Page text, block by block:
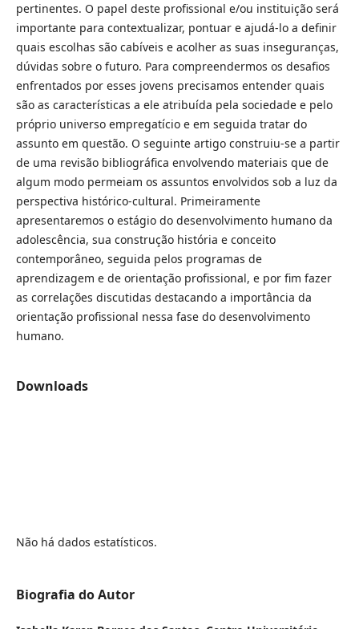
pertinentes. O papel deste profissional e/ou instituição será
importante para contextualizar, pontuar e ajudá-lo a definir
quais escolhas são cabíveis e acolher as suas inseguranças,
dúvidas sobre o futuro. Para compreendermos os desafios
enfrentados por esses jovens precisamos entender quais
são as características a ele atribuída pela sociedade e pelo
próprio universo empregatício e em seguida tratar do
assunto em questão. O seguinte artigo construiu-se a partir
de uma revisão bibliográfica envolvendo materiais que de
algum modo permeiam os assuntos envolvidos sob a luz da
perspectiva histórico-cultural. Primeiramente
apresentaremos o estágio do desenvolvimento humano da
adolescência, sua construção história e conceito
contemporâneo, seguida pelos programas de
aprendizagem e de orientação profissional, e por fim fazer
as correlações discutidas destacando a importância da
orientação profissional nessa fase do desenvolvimento
humano.
Downloads
Não há dados estatísticos.
Biografia do Autor